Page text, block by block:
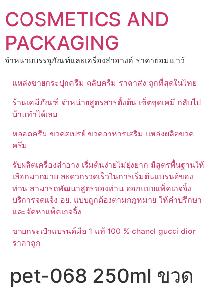
to
content
COSMETICS AND
PACKAGING
จำหน่ายบรรจุภัณฑ์และเครื่องสำอางค์ ราคาย่อมเยาว์
แหล่งขายกระปุกครีม ตลับครีม ราคาส่ง ถูกที่สุดในไทย
ร้านเคมีภัณฑ์ จำหน่ายสูตรสารตั้งต้น เซ็ตชุดเคมี กลับไป
บ้านทำได้เลย
หลอดครีม ขวดสเปรย์ ขวดอาหารเสริม แหล่งผลิตขวด
ครีม
รับผลิตเครื่องสำอาง เริ่มต้นง่ายไม่ยุ่งยาก มีสูตรพื้นฐานให้
เลือกมากมาย สะดวกรวดเร็วในการเริ่มต้นแบรนด์ของ
ท่าน สามารถพัฒนาสูตรของท่าน ออกแบบแพ็คเกจจิ้ง
บริการจดแจ้ง อย. แบบถูกต้องตามกฎหมาย ให้คำปรึกษา
และจัดหาแพ็คเกจจิ้ง
ขายกระเป๋าแบรนด์มือ 1 แท้ 100 % chanel gucci dior
ราคาถูก
pet-068 250ml ขวด